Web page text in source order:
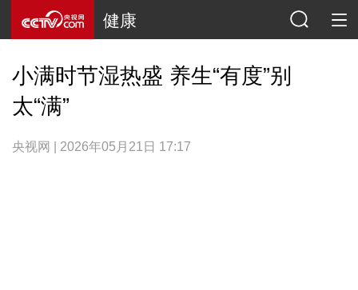
健康
小满时节湿热盛 养生“有度”别
太“满”
央视网 | 2026年05月21日 17:17